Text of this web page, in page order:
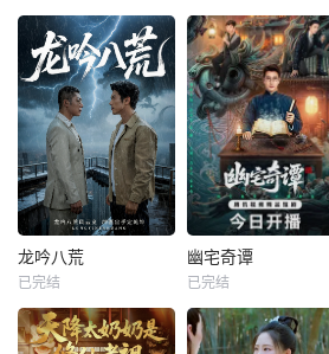
龙吟八荒
已完结
幽宅奇谭
已完结